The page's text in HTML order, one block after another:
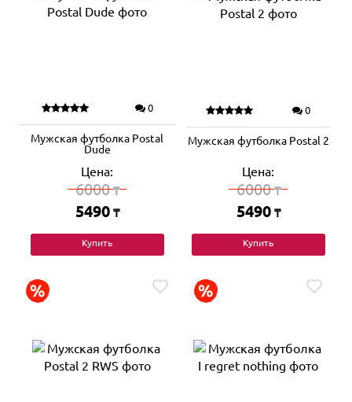
0
Мужская футболка Postal
Dude
Цена:
6000₸
5490 ₸
Купить
0
Мужская футболка Postal 2
Цена:
6000₸
5490 ₸
Купить